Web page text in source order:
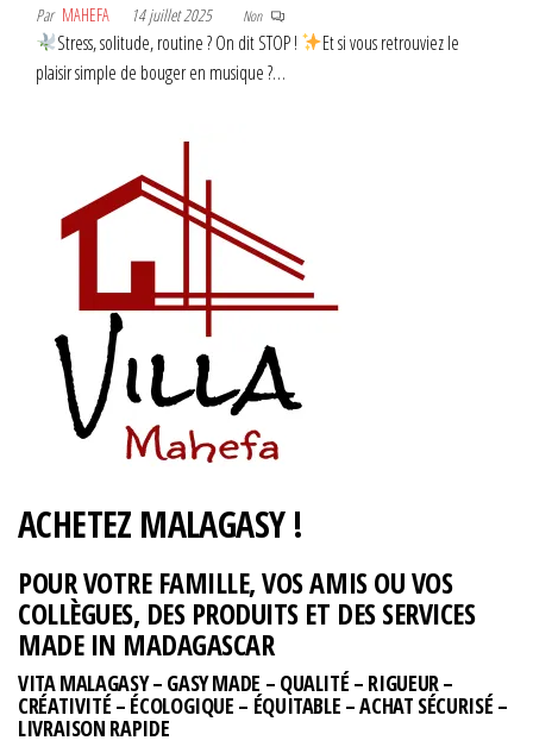
Par MAHEFA 14 juillet 2025 Non
Stress, solitude, routine ? On dit STOP !
Et si vous retrouviez le
plaisir simple de bouger en musique ?…
ACHETEZ MALAGASY !
POUR VOTRE FAMILLE, VOS AMIS OU VOS
COLLÈGUES, DES PRODUITS ET DES SERVICES
MADE IN MADAGASCAR
VITA MALAGASY – GASY MADE – QUALITÉ – RIGUEUR –
CRÉATIVITÉ – ÉCOLOGIQUE – ÉQUITABLE – ACHAT SÉCURISÉ –
LIVRAISON RAPIDE